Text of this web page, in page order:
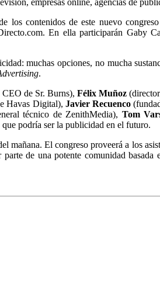
contenidos de este nuevo
En ella participarán Gaby
muchas opciones, no mucha
.
de Sr. Burns), Félix Muñoz(director
Havas Digital), Javier Recuenco
técnico de ZenithMedia), Tom
podría ser la publicidad en el futuro.
mañana. El congreso proveerá a los
de una potente comunidad